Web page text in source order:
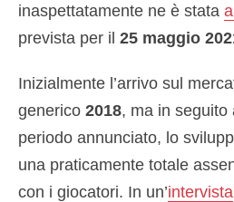
inaspettatamente ne è stata
prevista per il 25 maggio
Inizialmente l’arrivo sul
generico 2018, ma in seguito
periodo annunciato, lo
una praticamente totale
con i giocatori. In un’intervista